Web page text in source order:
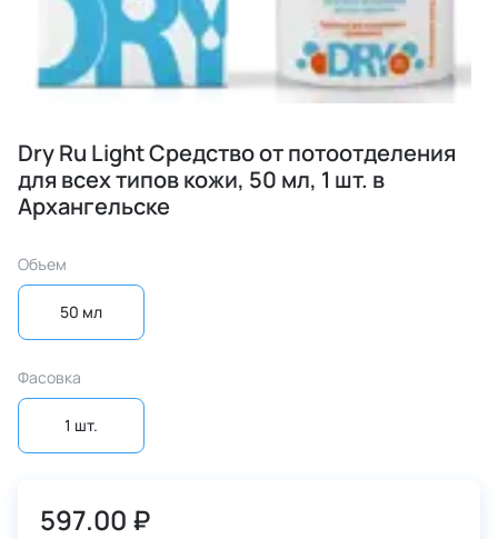
Dry Ru Light Средство от потоотделения
для всех типов кожи, 50 мл, 1 шт. в
Архангельске
Объем
50 мл
Фасовка
1 шт.
597.00 ₽